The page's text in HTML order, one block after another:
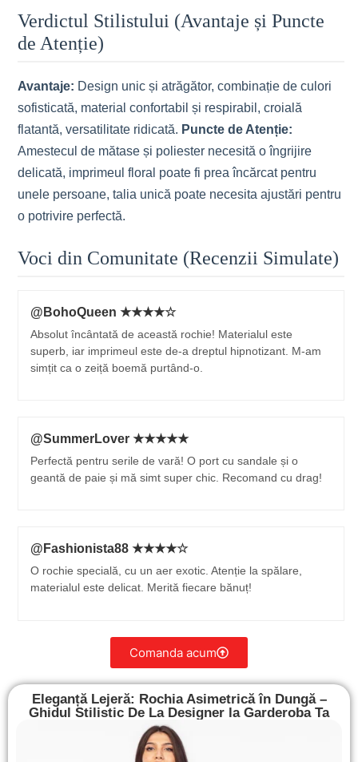
Verdictul Stilistului (Avantaje și Puncte
de Atenție)
Avantaje: Design unic și atrăgător, combinație de culori
sofisticată, material confortabil și respirabil, croială
flatantă, versatilitate ridicată. Puncte de Atenție:
Amestecul de mătase și poliester necesită o îngrijire
delicată, imprimeul floral poate fi prea încărcat pentru
unele persoane, talia unică poate necesita ajustări pentru
o potrivire perfectă.
Voci din Comunitate (Recenzii Simulate)
@BohoQueen ★★★★☆
Absolut încântată de această rochie! Materialul este
superb, iar imprimeul este de-a dreptul hipnotizant. M-am
simțit ca o zeiță boemă purtând-o.
@SummerLover ★★★★★
Perfectă pentru serile de vară! O port cu sandale și o
geantă de paie și mă simt super chic. Recomand cu drag!
@Fashionista88 ★★★★☆
O rochie specială, cu un aer exotic. Atenție la spălare,
materialul este delicat. Merită fiecare bănuț!
Comanda acum
Eleganță Lejeră: Rochia Asimetrică în Dungă –
Ghidul Stilistic De La Designer la Garderoba Ta